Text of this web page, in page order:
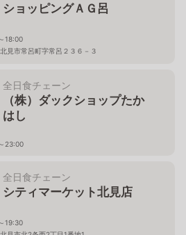
ショッピングＡＧ呂
18:00
見市常呂町字常呂２３６－３
全日食チェーン
（株）ダックショップたか
はし
23:00
全日食チェーン
シティマーケット北見店
19:30